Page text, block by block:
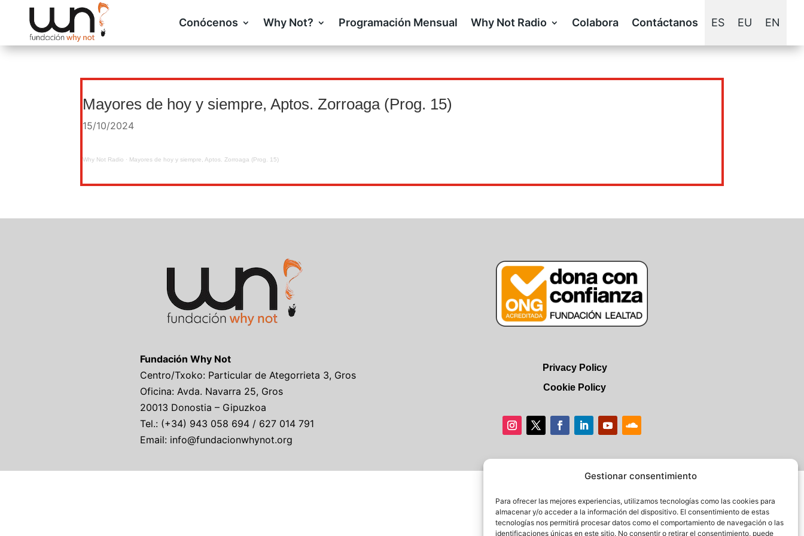
Gestionar consentimiento
Para ofrecer las mejores experiencias, utilizamos tecnologías como las cookies para
almacenar y/o acceder a la información del dispositivo. El consentimiento de estas
tecnologías nos permitirá procesar datos como el comportamiento de navegación o las
identificaciones únicas en este sitio. No consentir o retirar el consentimiento, puede
Conócenos Why Not? Programación Mensual Why Not Radio Colabora Contáctanos ES EU EN
Mayores de hoy y siempre, Aptos. Zorroaga (Prog. 15)
15/10/2024
Why Not Radio · Mayores de hoy y siempre, Aptos. Zorroaga (Prog. 15)
Fundación Why Not
Centro/Txoko: Particular de Ategorrieta 3, Gros
Oficina: Avda. Navarra 25, Gros
20013 Donostia – Gipuzkoa
Tel.: (+34) 943 058 694 / 627 014 791
Email: info@fundacionwhynot.org
Privacy Policy
Cookie Policy